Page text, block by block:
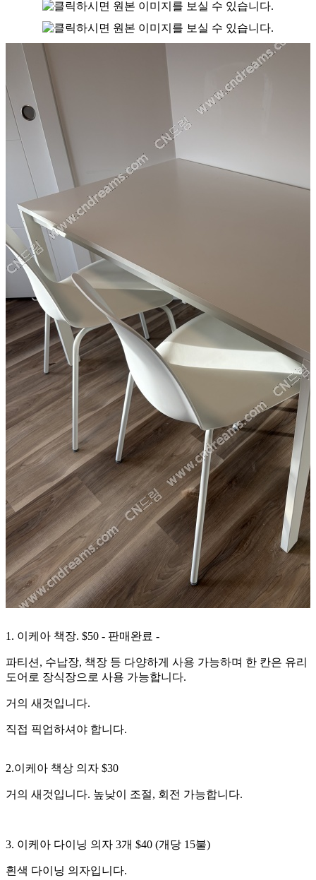
1. 이케아 책장. $50 - 판매완료 -
파티션, 수납장, 책장 등 다양하게 사용 가능하며 한 칸은 유리
도어로 장식장으로 사용 가능합니다.
거의 새것입니다.
직접 픽업하셔야 합니다.
2.이케아 책상 의자 $30
거의 새것입니다. 높낮이 조절, 회전 가능합니다.
3. 이케아 다이닝 의자 3개 $40 (개당 15불)
흰색 다이닝 의자입니다.